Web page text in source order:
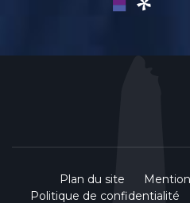
Plan du site
Politique de confidentialité